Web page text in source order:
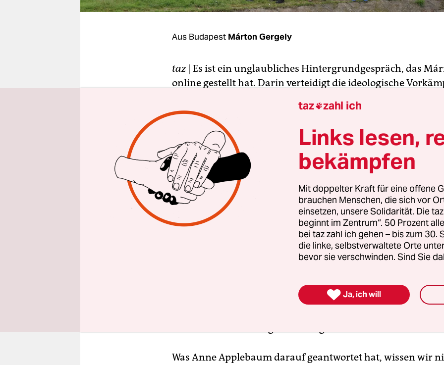
abo
Aus Budapest Márton Gergely
taz | Es ist ein unglaubliches Hintergrundgespräch, das
online gestellt hat. Darin verteidigt die ideologische
Historikerin Anne Applebaum die ungarische Regierung.
waren Freundinnen. Die Amerikanerin war jetzt nach
gekommen, um zu verstehen, warum die ungarische
Wissenschaftlerin gegen den US-Milliardär George Soros,
Angela Merkel und Flüchtlinge hetzt.
Mitten in diesem Gespräch voll von Unwahrheiten und
Unterstellungen trifft einen ein Satz von Schmidt wie ein
Gesicht. „Die Deutschen haben schon einmal entschieden,
nicht zusammenleben dürfen, und jetzt wollen sie
wem wir zusammenleben müssen.“
Schmidt verknüpft die Judenvernichtung mit der
Flüchtlingen und Schutzbedürftigen in der Europäischen
Was Anne Applebaum darauf geantwortet hat, wissen wir
taz zahl ich
Links lesen,
bekämpfen
Mit doppelter Kraft für eine offene
brauchen Menschen, die sich vor
einsetzen, unsere Solidarität. Die
beginnt im Zentrum“. 50 Prozent
bei taz zahl ich gehen – bis zum
die linke, selbstverwaltete Orte
bevor sie verschwinden. Sind Sie
 Ja, ich will